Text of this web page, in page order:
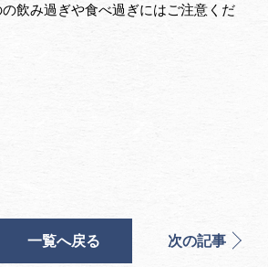
飲み過ぎや食べ過ぎにはご注意くだ
一覧へ戻る 次の記事